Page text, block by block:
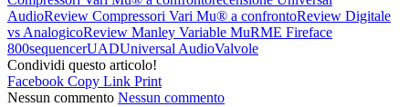
AudioReview Compressori Vari Mu® a confrontoReview Digitale
vs AnalogicoReview Manley Variable MuRME Fireface
800sequencerUADUniversal AudioValvole
Condividi questo articolo!
Facebook Copy Link Print
Nessun commento Nessun commento